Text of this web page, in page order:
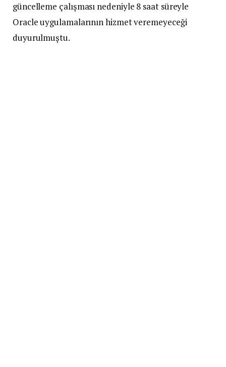
güncelleme çalışması nedeniyle 8 saat süreyle
Oracle uygulamalarının hizmet veremeyeceği
duyurulmuştu.